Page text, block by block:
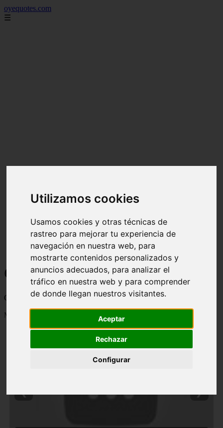
Utilizamos cookies
Usamos cookies y otras técnicas de
rastreo para mejorar tu experiencia de
navegación en nuestra web, para
mostrarte contenidos personalizados y
anuncios adecuados, para analizar el
tráfico en nuestra web y para comprender
de donde llegan nuestros visitantes.
Aceptar
Rechazar
Configurar
oyequotes.com
☰
Curiosidades y Sabias que
Cosas curiosas, curiosidades, noticias impactantes y mucho mas
Mostrando 1 - 24 de 2838 artículos